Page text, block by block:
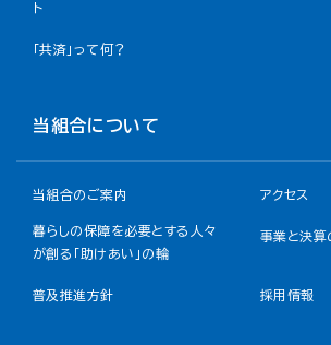
ト
「共済」って何？
当組合について
当組合のご案内 アクセス
暮らしの保障を必要とする人々
が創る「助けあい」の輪
事業と決算
普及推進方針 採用情報